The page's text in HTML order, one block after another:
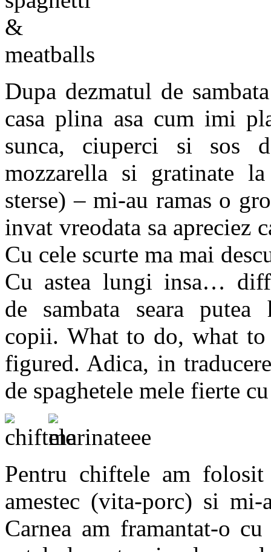
Dupa dezmatul de
casa plina asa cum imi
sunca, ciuperci si sos
mozzarella si gratinate
sterse) – mi-au ramas o
invat vreodata sa apreciez
Cu cele scurte ma mai
Cu astea lungi insa…
de sambata seara
copii. What to do, what
figured. Adica, in
de spaghetele mele fierte
Pentru chiftele am
amestec (vita-porc) si
Carnea am framantat-o